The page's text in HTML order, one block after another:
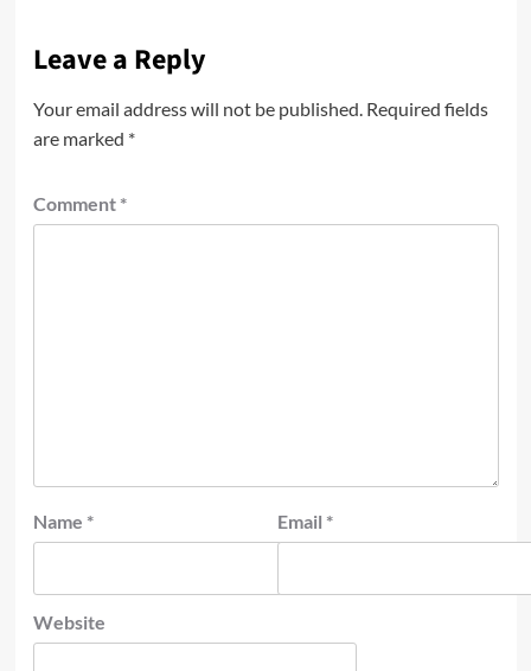
Leave a Reply
Your email address will not be published. Required fields
are marked *
Comment *
Name * Email *
Website